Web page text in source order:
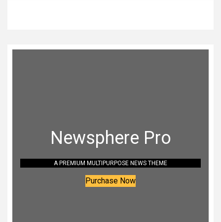
Newsphere Pro
A PREMIUM MULTIPURPOSE NEWS THEME
Purchase Now